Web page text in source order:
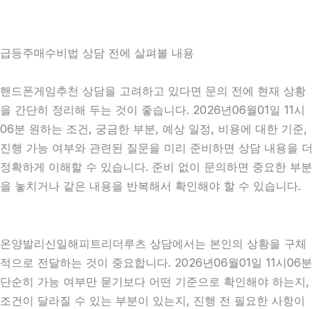
급등주매수비법 상담 전에 살펴볼 내용
핸드폰게임추천 상담을 고려하고 있다면 문의 전에 현재 상황
을 간단히 정리해 두는 것이 좋습니다. 2026년06월01일 11시
06분 원하는 조건, 궁금한 부분, 예상 일정, 비용에 대한 기준,
진행 가능 여부와 관련된 질문을 미리 준비하면 상담 내용을 더
정확하게 이해할 수 있습니다. 준비 없이 문의하면 중요한 부분
을 놓치거나 같은 내용을 반복해서 확인해야 할 수 있습니다.
온양발리신일해피트리더루츠 상담에서는 본인의 상황을 구체
적으로 전달하는 것이 중요합니다. 2026년06월01일 11시06분
단순히 가능 여부만 묻기보다 어떤 기준으로 확인해야 하는지,
조건이 달라질 수 있는 부분이 있는지, 진행 전 필요한 사항이